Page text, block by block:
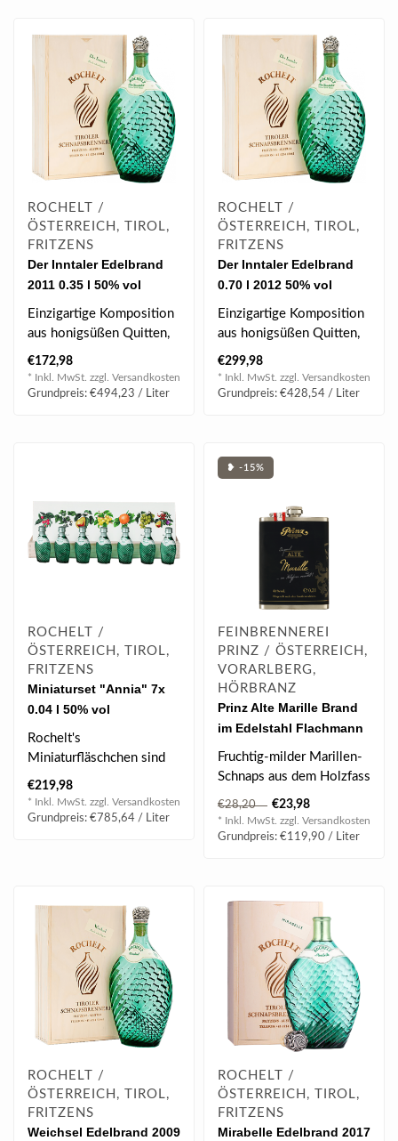
ROCHELT /
ÖSTERREICH, TIROL,
FRITZENS
Der Inntaler Edelbrand
2011 0.35 l 50% vol
Einzigartige Komposition
aus honigsüßen Quitten,
fruchtigen Williamsbirnen
und..
€172,98
* Inkl. MwSt. zzgl. Versandkosten
Grundpreis: €494,23 / Liter
ROCHELT /
ÖSTERREICH, TIROL,
FRITZENS
Der Inntaler Edelbrand
0.70 l 2012 50% vol
Einzigartige Komposition
aus honigsüßen Quitten,
fruchtigen Williamsbirnen
und..
€299,98
* Inkl. MwSt. zzgl. Versandkosten
Grundpreis: €428,54 / Liter
ROCHELT /
ÖSTERREICH, TIROL,
FRITZENS
Miniaturset "Annia" 7x
0.04 l 50% vol
Rochelt's
Miniaturfläschchen sind
ein ideales Geschenk
oder „Mitbringsel“ u..
€219,98
* Inkl. MwSt. zzgl. Versandkosten
Grundpreis: €785,64 / Liter
❥ -15%
FEINBRENNEREI
PRINZ / ÖSTERREICH,
VORARLBERG,
HÖRBRANZ
Prinz Alte Marille Brand
im Edelstahl Flachmann
0.2 l 41% vol
Fruchtig-milder Marillen-
Schnaps aus dem Holzfass
der aus vollreifen,
saftigen M..
€28,20 €23,98
* Inkl. MwSt. zzgl. Versandkosten
Grundpreis: €119,90 / Liter
ROCHELT /
ÖSTERREICH, TIROL,
FRITZENS
Weichsel Edelbrand 2009
ROCHELT /
ÖSTERREICH, TIROL,
FRITZENS
Mirabelle Edelbrand 2017